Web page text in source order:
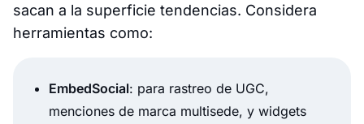
sacan a la superficie tendencias. Considera
herramientas como:
EmbedSocial: para rastreo de UGC,
menciones de marca multisede, y widgets